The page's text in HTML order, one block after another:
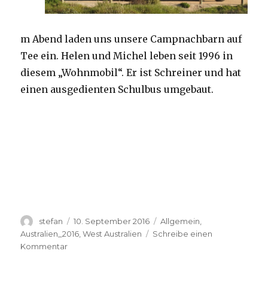
m Abend laden uns unsere Campnachbarn auf
Tee ein. Helen und Michel leben seit 1996 in
diesem „Wohnmobil“. Er ist Schreiner und hat
einen ausgedienten Schulbus umgebaut.
Autor
stefan
Veröffentlicht
am
10. September 2016 Kategorien
Allgemein
Australien_2016 ,West Australien
Schreibe einen
Kommentarzu